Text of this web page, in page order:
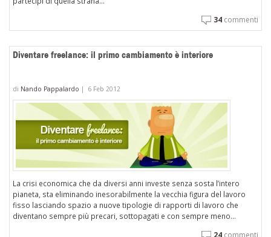
34 commenti
Diventare freelance: il primo cambiamento è interiore
di Nando Pappalardo | 6 Feb 2012
La crisi economica che da diversi anni investe senza sosta l’intero
pianeta, sta eliminando inesorabilmente la vecchia figura del lavoro
fisso lasciando spazio a nuove tipologie di rapporti di lavoro che
diventano sempre più precari, sottopagati e con sempre meno...
24 commenti